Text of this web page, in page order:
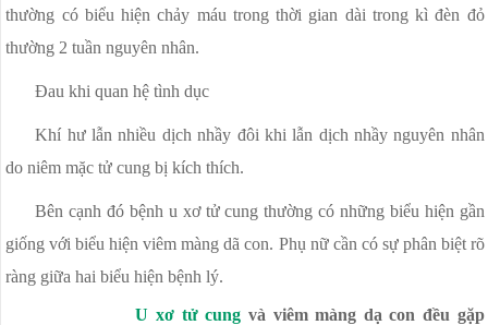
thường có biểu hiện chảy máu trong thời gian dài trong kì đèn đỏ
thường 2 tuần nguyên nhân.
Đau khi quan hệ tình dục
Khí hư lẫn nhiều dịch nhầy đôi khi lẫn dịch nhầy nguyên nhân
do niêm mặc tử cung bị kích thích.
Bên cạnh đó bệnh u xơ tử cung thường có những biểu hiện gần
giống với biểu hiện viêm màng dã con. Phụ nữ cần có sự phân biệt rõ
ràng giữa hai biểu hiện bệnh lý.
U xơ tử cung và viêm màng dạ con đều gặp